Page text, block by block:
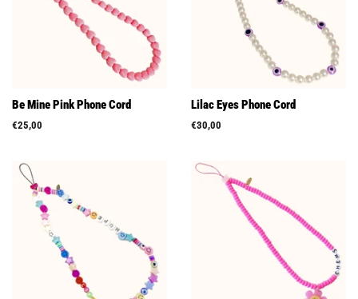
Be Mine Pink Phone Cord
Prix
€25,00
Lilac Eyes Phone Cord
Prix
€30,00